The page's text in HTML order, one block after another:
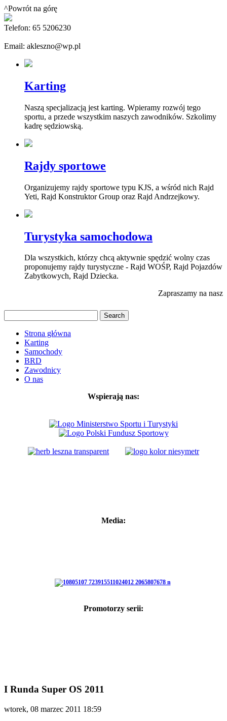
^Powrót na górę
Telefon: 65 5206230
Email: akleszno@wp.pl
Karting
Naszą specjalizacją jest karting. Wpieramy rozwój tego
sportu, a przede wszystkim naszych zawodników. Szkolimy
kadrę sędziowską.
Rajdy sportowe
Organizujemy rajdy sportowe typu KJS, a wśród nich Rajd
Yeti, Rajd Konstruktor Group oraz Rajd Andrzejkowy.
Turystyka samochodowa
Dla wszystkich, którzy chcą aktywnie spędzić wolny czas
proponujemy rajdy turystyczne - Rajd WOŚP, Rajd Pojazdów
Zabytkowych, Rajd Dziecka.
Zapraszamy na
Strona główna
Karting
Samochody
BRD
Zawodnicy
O nas
Wspierają nas:
Media:
Promotorzy serii:
I Runda Super OS 2011
wtorek, 08 marzec 2011 18:59